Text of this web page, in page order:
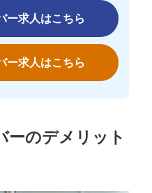
ー求人はこちら
ー求人はこちら
ーのデメリット